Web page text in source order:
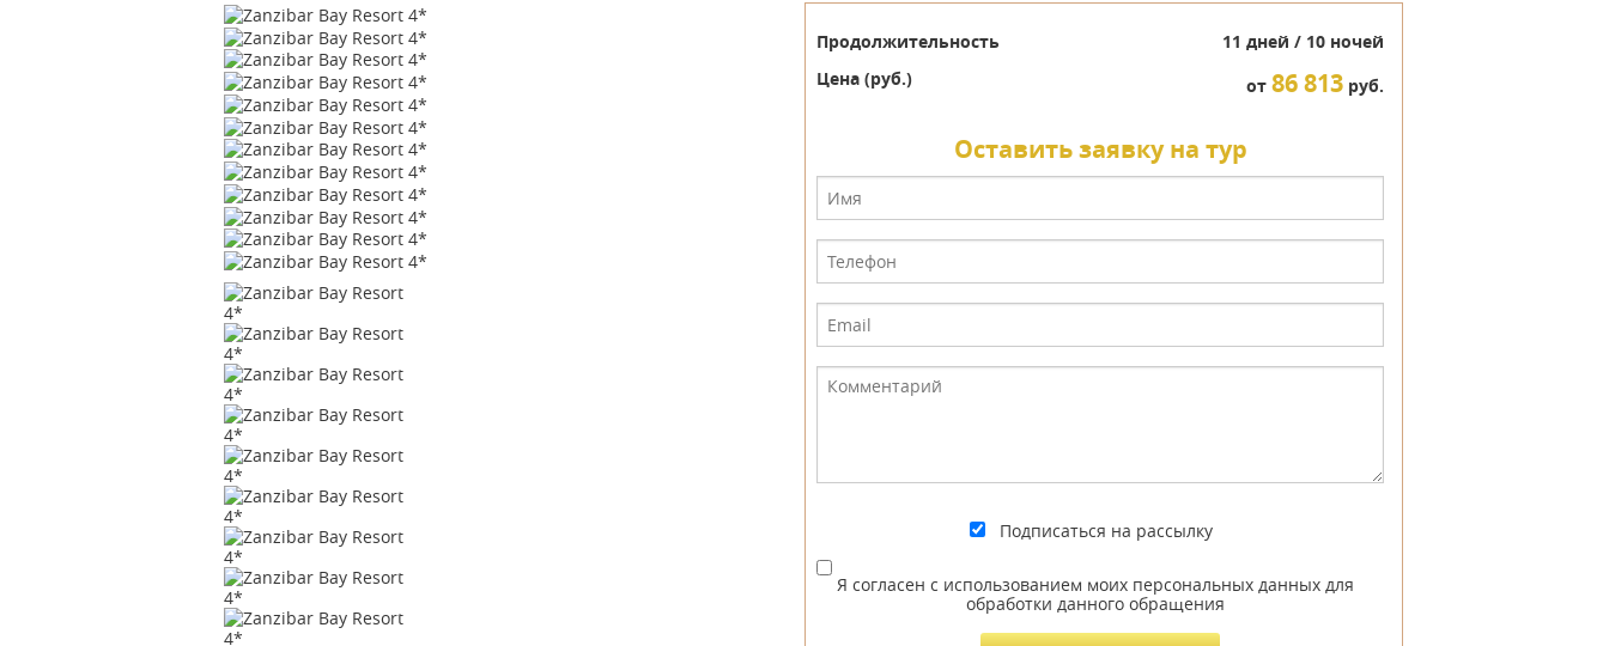
Поиск попутчика
Продолжительность
11 дней / 10 ночей
Цена (руб.)
от 86 813 руб.
Оставить заявку на тур
Подписаться на рассылку
Я согласен с использованием моих персональных данных для
обработки данного обращения